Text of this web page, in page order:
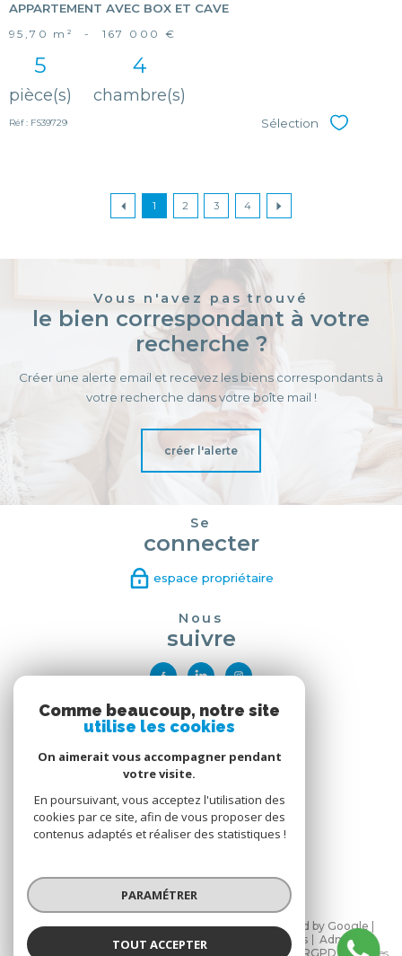
APPARTEMENT AVEC BOX ET CAVE
95,70 m² - 167 000 €
5
pièce(s)
4
chambre(s)
Réf : FS39729 Sélection Sélectionner
1 2 3 4
Vous n'avez pas trouvé
le bien correspondant à votre
recherche ?
Créer une alerte email et recevez les biens correspondants à
votre recherche dans votre boîte mail !
créer l'alerte
Se
connecter
espace propriétaire
Nous
suivre
Nous
adhérons
© 2026 | Tous droits réservés | Traduction powered by Google |
Nos honoraires
Plan du site Mentions légales
Admin
Partenaires
Politique de confidentialité Politique RGPD Cookies
Comme beaucoup, notre site
utilise les cookies
On aimerait vous accompagner pendant
votre visite.
En poursuivant, vous acceptez l'utilisation des
cookies par ce site, afin de vous proposer des
contenus adaptés et réaliser des statistiques !
PARAMÉTRER
TOUT ACCEPTER